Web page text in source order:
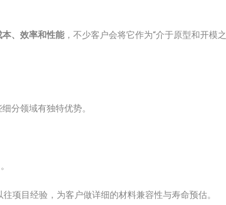
本、效率和性能 ，不少客户会将它作为“介于原型和开模之
细分领域有独特优势。
项目经验，为客户做详细的材料兼容性与寿命预估。